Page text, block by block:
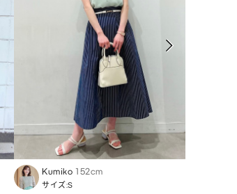
Kumiko 152cm
サイズ:S